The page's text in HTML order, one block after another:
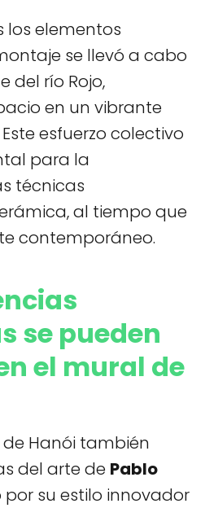
los elementos
se llevó a cabo
del río Rojo,
en un vibrante
esfuerzo colectivo
para la
técnicas
al tiempo que
contemporáneo.
se pueden
el mural de
de Hanói también
del arte de Pablo
por su estilo innovador